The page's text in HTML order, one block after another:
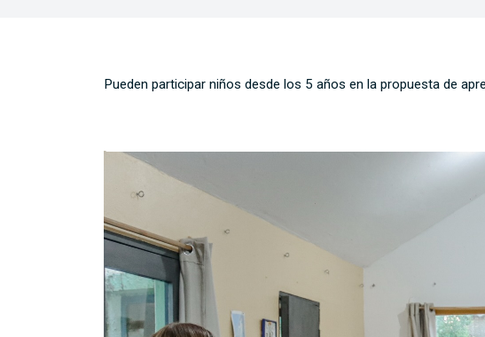
Pueden participar niños desde los 5 años en la propuesta de